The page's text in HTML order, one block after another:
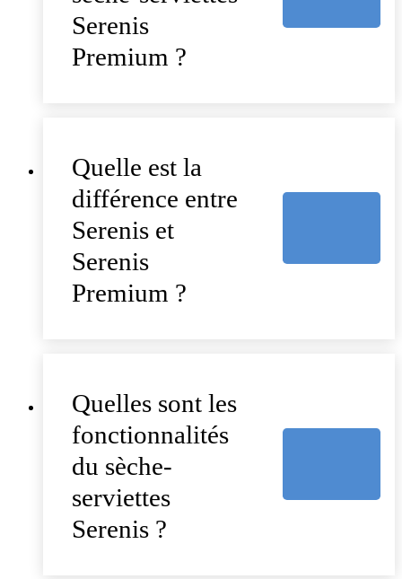
Serenis
Premium ?
Quelle est la
différence entre
Serenis et
Serenis
Premium ?
Quelles sont les
fonctionnalités
du sèche-
serviettes
Serenis ?